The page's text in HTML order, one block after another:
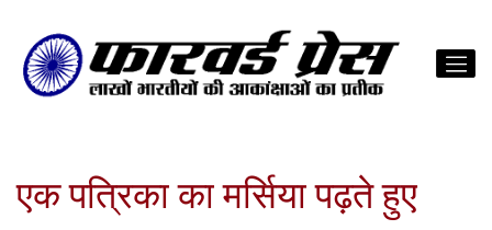
एक पत्रिका का मर्सिया पढ़ते हुए